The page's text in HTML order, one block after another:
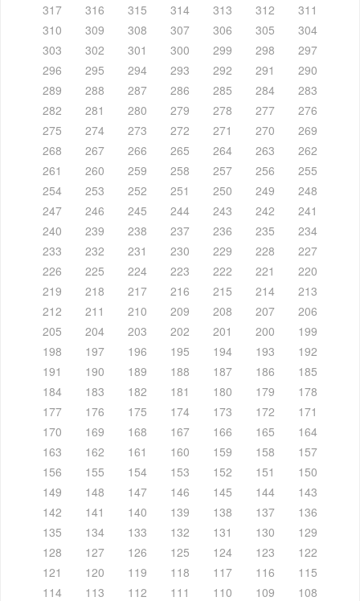
317
316 315 314 313 312
311
310
309 308 307 306 305
304
303
302 301 300 299 298
297
296
295 294 293 292 291
290
289
288 287 286 285 284
283
282
281 280 279 278 277
276
275
274 273 272 271 270
269
268
267 266 265 264 263
262
261
260 259 258 257 256
255
254
253 252 251 250 249
248
247
246 245 244 243 242
241
240
239 238 237 236 235
234
233
232 231 230 229 228
227
226
225 224 223 222 221
220
219
218 217 216 215 214
213
212
211 210 209 208 207
206
205
204 203 202 201 200
199
198
197 196 195 194 193
192
191
190 189 188 187 186
185
184
183 182 181 180 179
178
177
176 175 174 173 172
171
170
169 168 167 166 165
164
163
162 161 160 159 158
157
156
155 154 153 152 151
150
149
148 147 146 145 144
143
142
141 140 139 138 137
136
135
134 133 132 131 130
129
128
127 126 125 124 123
122
121
120 119 118 117 116
115
114
113 112 111 110 109 108